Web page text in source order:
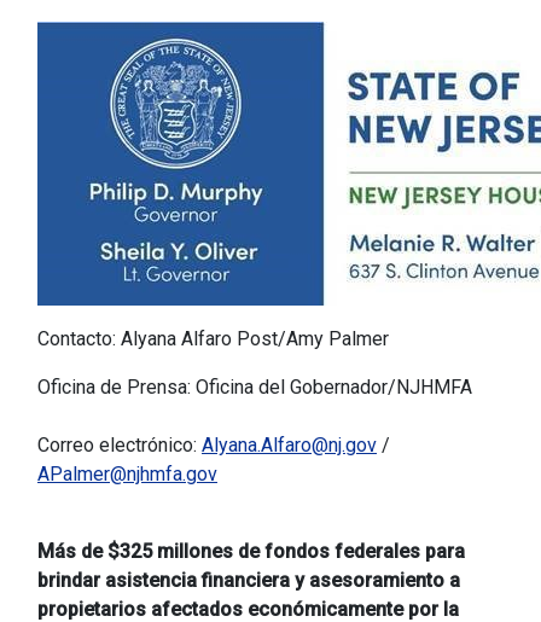
Contacto: Alyana Alfaro Post/Amy Palmer
Oficina de Prensa: Oficina del Gobernador/NJHMFA
Correo electrónico: Alyana.Alfaro@nj.gov /
APalmer@njhmfa.gov
Más de $325 millones de fondos federales para
brindar asistencia financiera y asesoramiento a
propietarios afectados económicamente por la